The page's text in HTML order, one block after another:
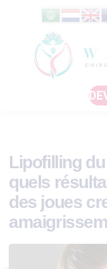
Lipofilling
quels
des joues